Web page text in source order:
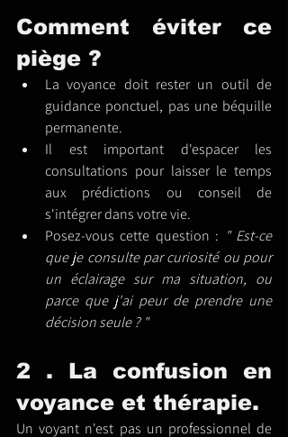
Comment éviter ce
piège ?
La voyance doit rester un outil de
guidance ponctuel, pas une béquille
permanente.
Il est important d'espacer les
consultations pour laisser le temps
aux prédictions ou conseil de
s'intégrer dans votre vie.
Posez-vous cette question : " Est-ce
que je consulte par curiosité ou pour
un éclairage sur ma situation, ou
parce que j'ai peur de prendre une
décision seule ? "
2 . La confusion en
voyance et thérapie.
Un voyant n'est pas un professionnel de